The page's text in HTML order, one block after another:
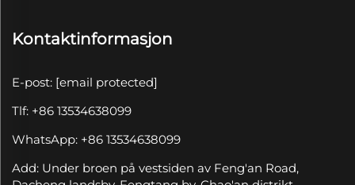
Kontaktinformasjon
E-post: [email protected]
Tlf: +86 13534638099
WhatsApp: +86 13534638099
Add: Under broen på vestsiden av Feng'an Road,